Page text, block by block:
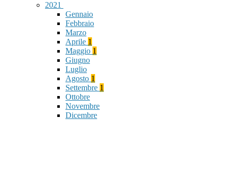
2021
Gennaio
Febbraio
Marzo
Aprile 1
Maggio 1
Giugno
Luglio
Agosto 1
Settembre 1
Ottobre
Novembre
Dicembre